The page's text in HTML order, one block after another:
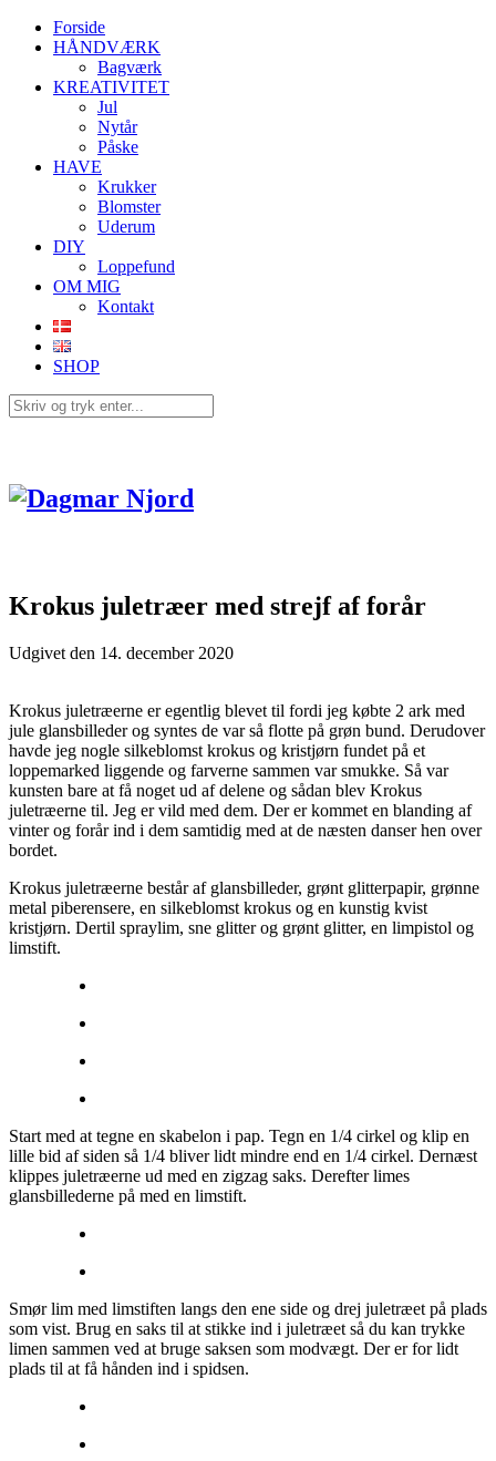
Forside
HÅNDVÆRK
Bagværk
KREATIVITET
Jul
Nytår
Påske
HAVE
Krukker
Blomster
Uderum
DIY
Loppefund
OM MIG
Kontakt
SHOP
Krokus juletræer med strejf af forår
Udgivet den 14. december 2020
Krokus juletræerne er egentlig blevet til fordi jeg købte 2 ark med
jule glansbilleder og syntes de var så flotte på grøn bund. Derudover
havde jeg nogle silkeblomst krokus og kristjørn fundet på et
loppemarked liggende og farverne sammen var smukke. Så var
kunsten bare at få noget ud af delene og sådan blev Krokus
juletræerne til. Jeg er vild med dem. Der er kommet en blanding af
vinter og forår ind i dem samtidig med at de næsten danser hen over
bordet.
Krokus juletræerne består af glansbilleder, grønt glitterpapir, grønne
metal piberensere, en silkeblomst krokus og en kunstig kvist
kristjørn. Dertil spraylim, sne glitter og grønt glitter, en limpistol og
limstift.
Start med at tegne en skabelon i pap. Tegn en 1/4 cirkel og klip en
lille bid af siden så 1/4 bliver lidt mindre end en 1/4 cirkel. Dernæst
klippes juletræerne ud med en zigzag saks. Derefter limes
glansbillederne på med en limstift.
Smør lim med limstiften langs den ene side og drej juletræet på plads
som vist. Brug en saks til at stikke ind i juletræet så du kan trykke
limen sammen ved at bruge saksen som modvægt. Der er for lidt
plads til at få hånden ind i spidsen.